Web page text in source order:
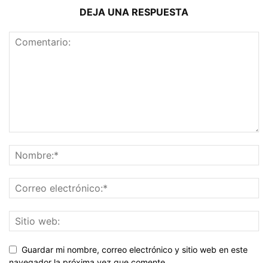
DEJA UNA RESPUESTA
Guardar mi nombre, correo electrónico y sitio web en este